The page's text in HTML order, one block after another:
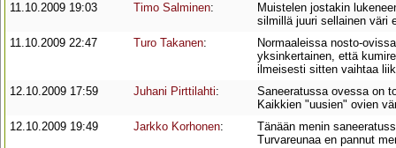
11.10.2009 19:03
Timo Salminen:
Muistelen jostakin
silmillä juuri sellainen väri
11.10.2009 22:47
Turo Takanen:
Normaaleissa nosto-
yksinkertainen, että
ilmeisesti sitten vaihtaa
12.10.2009 17:59
Juhani Pirttilahti:
Saneeratussa ovessa on
Kaikkien "uusien" ovien
12.10.2009 19:49
Jarkko Korhonen:
Tänään menin
Turvareunaa en pannut